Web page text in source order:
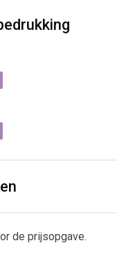
de prijsopgave.